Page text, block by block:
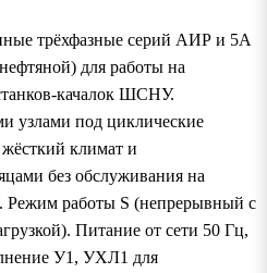
трёхфазные серий АИР и 5А
для работы на
качалок ШСНУ.
узлами под циклические
климат и
без обслуживания на
Режим работы S (непрерывный с
Питание от сети 50 Гц,
У1, УХЛ1 для